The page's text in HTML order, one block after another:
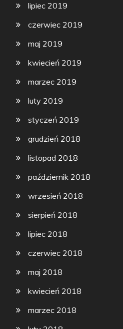
lipiec 2019
czerwiec 2019
maj 2019
kwiecień 2019
marzec 2019
luty 2019
styczeń 2019
grudzień 2018
listopad 2018
październik 2018
wrzesień 2018
sierpień 2018
lipiec 2018
czerwiec 2018
maj 2018
kwiecień 2018
marzec 2018